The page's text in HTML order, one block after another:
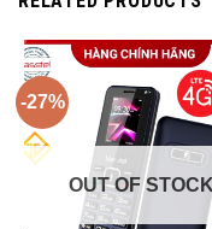
-27%
OUT OF